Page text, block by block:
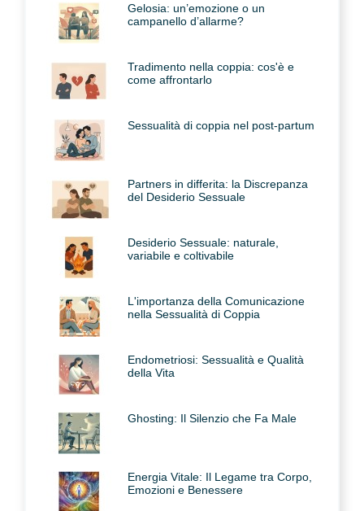
Gelosia: un’emozione o un
campanello d’allarme?
Tradimento nella coppia: cos'è e
come affrontarlo
Sessualità di coppia nel post-partum
Partners in differita: la Discrepanza
del Desiderio Sessuale
Desiderio Sessuale: naturale,
variabile e coltivabile
L'importanza della Comunicazione
nella Sessualità di Coppia
Endometriosi: Sessualità e Qualità
della Vita
Ghosting: Il Silenzio che Fa Male
Energia Vitale: Il Legame tra Corpo,
Emozioni e Benessere